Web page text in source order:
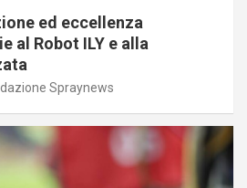
ed eccellenza
al Robot ILY e alla
Spraynews